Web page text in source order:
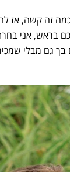
זה קשה, אז
בראש, אני
בך גם מבלי